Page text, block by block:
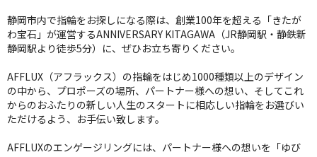
静岡市内で指輪をお探しになる際は、創業100年を超える「きたが
わ宝石」が運営するANNIVERSARY KITAGAWA（JR静岡駅・静鉄新
静岡駅より徒歩5分）に、ぜひお立ち寄りください。
AFFLUX（アフラックス）の指輪をはじめ1000種類以上のデザイン
の中から、プロポーズの場所、パートナー様への想い、そしてこれ
からのおふたりの新しい人生のスタートに相応しい指輪をお選びい
ただけるよう、お手伝い致します。
AFFLUXのエンゲージリングには、パートナー様への想いを「ゆび